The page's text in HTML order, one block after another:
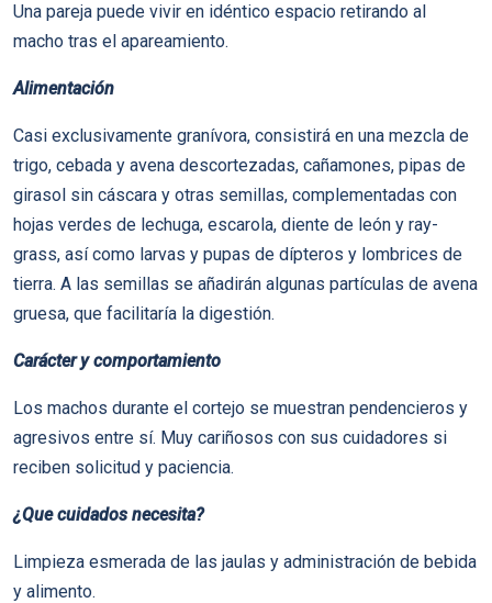
Una pareja puede vivir en idéntico espacio retirando al
macho tras el apareamiento.
Alimentación
Casi exclusivamente graní­vora, consistirá en una mezcla de
trigo, cebada y avena descortezadas, cañamones, pipas de
girasol sin cáscara y otras semillas, complementadas con
hojas verdes de lechuga, escarola, diente de león y ray-
grass, así­ como larvas y pupas de dí­pteros y lombrices de
tierra. A las semillas se añadirán algunas partí­culas de avena
gruesa, que facilitarí­a la digestión.
Carácter y comportamiento
Los machos durante el cortejo se muestran pendencieros y
agresivos entre sí­. Muy cariñosos con sus cuidadores si
reciben solicitud y paciencia.
¿Que cuidados necesita?
Limpieza esmerada de las jaulas y administración de bebida
y alimento.